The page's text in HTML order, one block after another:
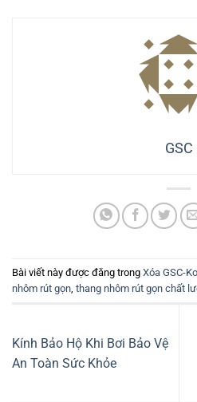
GSC
Bài viết này được đăng trong Xóa GSC-
nhôm rút gọn thang nhôm rút gọn chất
Kính Bảo Hộ Khi Bơi Bảo Vệ
An Toàn Sức Khỏe